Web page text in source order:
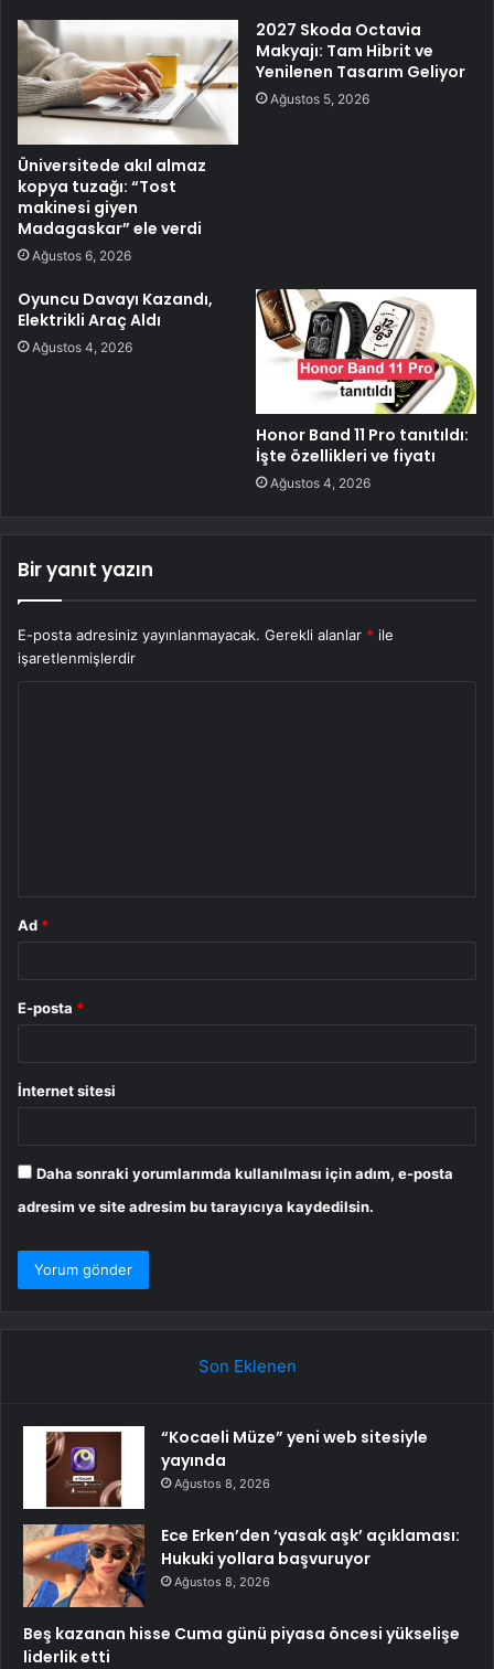
Üniversitede akıl almaz
kopya tuzağı: “Tost
makinesi giyen
Madagaskar” ele verdi
Ağustos 6, 2026
2027 Skoda Octavia
Makyajı: Tam Hibrit ve
Yenilenen Tasarım Geliyor
Ağustos 5, 2026
Oyuncu Davayı Kazandı,
Elektrikli Araç Aldı
Ağustos 4, 2026
Honor Band 11 Pro tanıtıldı:
İşte özellikleri ve fiyatı
Ağustos 4, 2026
Bir yanıt yazın
E-posta adresiniz yayınlanmayacak. Gerekli alanlar * ile
işaretlenmişlerdir
Ad *
E-posta *
İnternet sitesi
Daha sonraki yorumlarımda kullanılması için adım, e-posta
adresim ve site adresim bu tarayıcıya kaydedilsin.
Son Eklenen
“Kocaeli Müze” yeni web sitesiyle
yayında
Ağustos 8, 2026
Ece Erken’den ‘yasak aşk’ açıklaması:
Hukuki yollara başvuruyor
Ağustos 8, 2026
Beş kazanan hisse Cuma günü piyasa öncesi yükselişe
liderlik etti